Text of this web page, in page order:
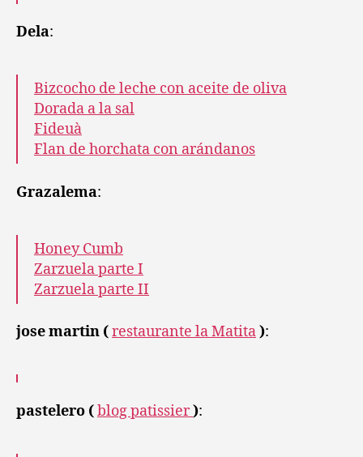
Dela:
Bizcocho de leche con aceite de oliva
Dorada a la sal
Fideuà
Flan de horchata con arándanos
Grazalema:
Honey Cumb
Zarzuela parte I
Zarzuela parte II
jose martin (restaurante la Matita):
pastelero (blog patissier):